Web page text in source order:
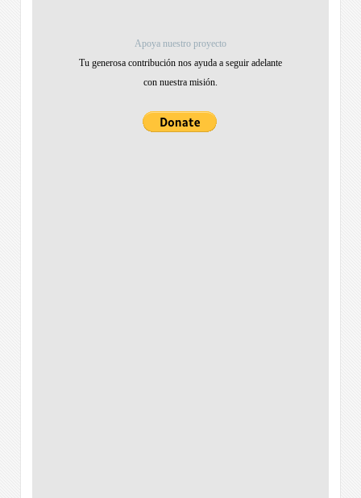
Apoya nuestro proyecto
Tu generosa contribución nos ayuda a seguir adelante
con nuestra misión.